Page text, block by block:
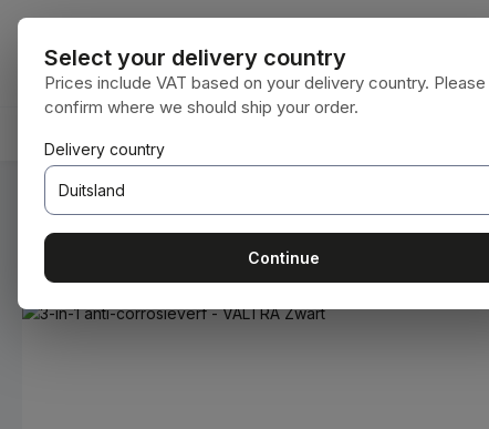
de hoofdinhoud
Ga naar de zoekopdracht
Ga naar de hoofdnavigatie
U bent hier: Home Verbruiksmaterialen Verven en
Afbeeldingengalerij overslaan
Select your delivery country
Prices include VAT based on your delivery country. Please
confirm where we should ship your order.
Delivery country
Continue